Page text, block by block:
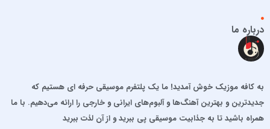
افشین خان
الجان
امید آمری
امید حاجیلی
امید مهداد
درباره ما
به کافه موزیک خوش آمدید! ما یک پلتفرم موسیقی حرفه ای هستیم که
جدیدترین و بهترین آهنگ‌ها و آلبوم‌های ایرانی و خارجی را ارائه می‌دهیم. با ما
همراه باشید تا به جذابیت موسیقی پی ببرید و از آن لذت ببرید